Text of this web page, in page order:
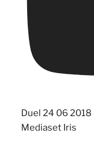
Duel 24 06
Mediaset Iris